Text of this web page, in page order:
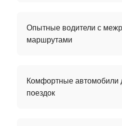
Опытные водители с
маршрутами
Комфортные автомобили
поездок